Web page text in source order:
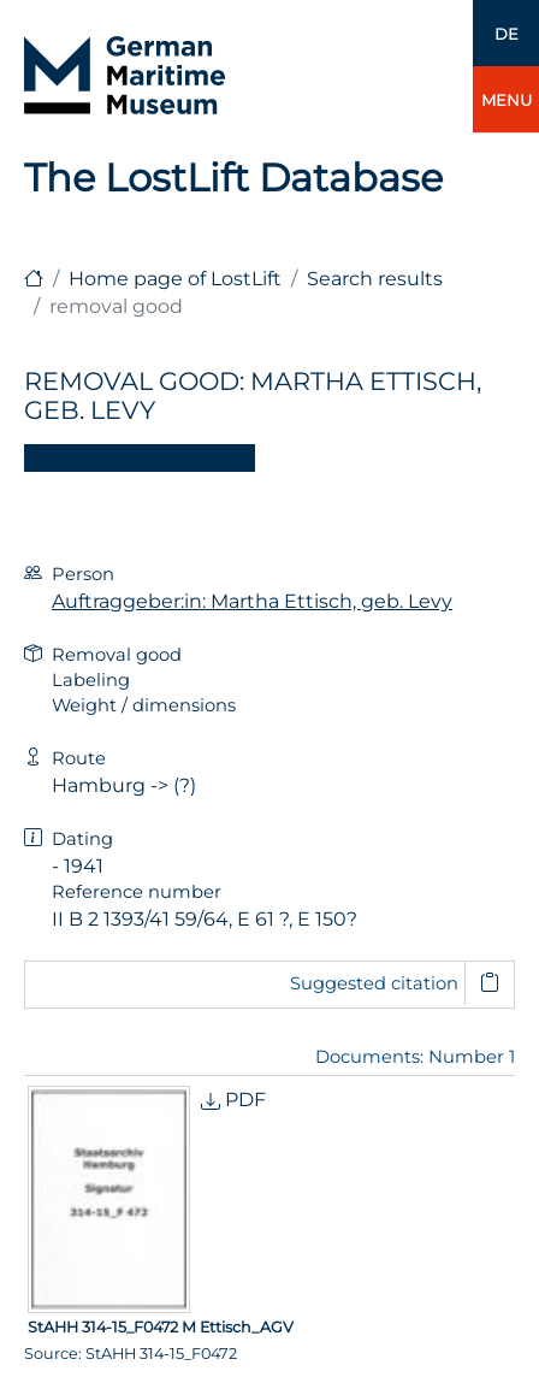
DE
MENU
The LostLift Database
Home page of LostLift
Search results
removal good
REMOVAL GOOD: MARTHA ETTISCH,
GEB. LEVY
Person
Auftraggeber:in: Martha Ettisch, geb. Levy
Removal good
Labeling
Weight / dimensions
Route
Hamburg -> (?)
Dating
- 1941
Reference number
II B 2 1393/41 59/64, E 61 ?, E 150?
Suggested citation
Documents: Number 1
PDF
StAHH 314-15_F0472 M Ettisch_AGV
Source: StAHH 314-15_F0472